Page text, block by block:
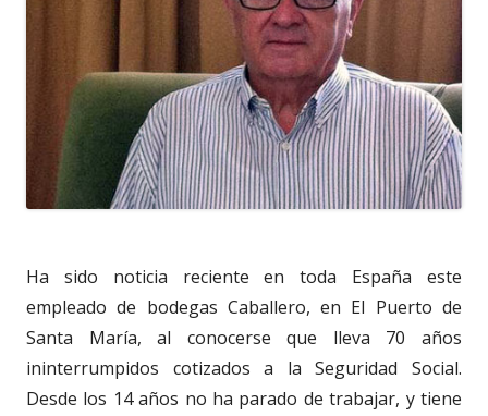
Ha sido noticia reciente en toda España este
empleado de bodegas Caballero, en El Puerto de
Santa María, al conocerse que lleva 70 años
ininterrumpidos cotizados a la Seguridad Social.
Desde los 14 años no ha parado de trabajar, y tiene